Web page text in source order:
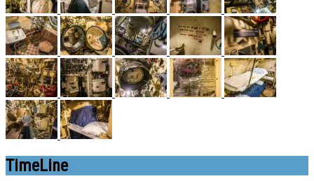
TimeLine